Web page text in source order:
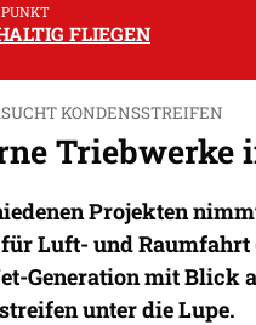
FLIEGEN
KONDENSSTREIFEN
Triebwerke
Projekten
Luft- und Raumfahrt
Generation mit Blick
unter die Lupe.